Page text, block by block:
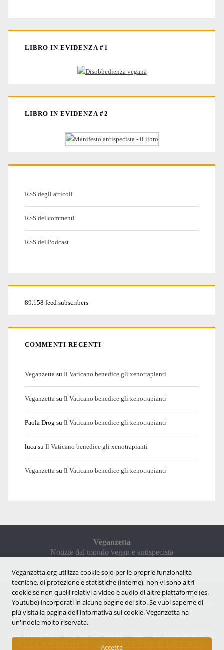
LIBRO IN EVIDENZA #1
LIBRO IN EVIDENZA #2
RSS degli articoli
RSS dei commenti
RSS dei Podcast
89.158 feed subscribers
COMMENTI RECENTI
Veganzetta su Il Vaticano benedice gli xenotrapianti
Veganzetta su Il Vaticano benedice gli xenotrapianti
Paola Drog su Il Vaticano benedice gli xenotrapianti
luca su Il Vaticano benedice gli xenotrapianti
Veganzetta su Il Vaticano benedice gli xenotrapianti
Veganzetta
Notizie dal mondo vegan e antispecista
COPYRIGHT © 2007 - 2026 |VEGANZETTAISSN
2284-094X
AVVERTENZE E LICENZA
Veganzetta.org utilizza cookie solo per le proprie funzionalità
tecniche, di protezione e statistiche (interne), non vi sono altri
cookie se non quelli relativi a video e audio di altre piattaforme (es.
Youtube) incorporati in alcune pagine del sito. Se vuoi saperne di
più visita la pagina dell'infornativa sui cookie. Veganzetta ha
un'indole molto riservata.
Accetta